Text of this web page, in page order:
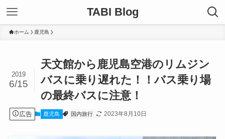
TABI Blog
ホーム 鹿児島
天文館から鹿児島空港のリムジン
バスに乗り遅れた！！バス乗り場
の最終バスに注意！
2019
6/15
広告 鹿児島 国内旅行 2023年8月10日